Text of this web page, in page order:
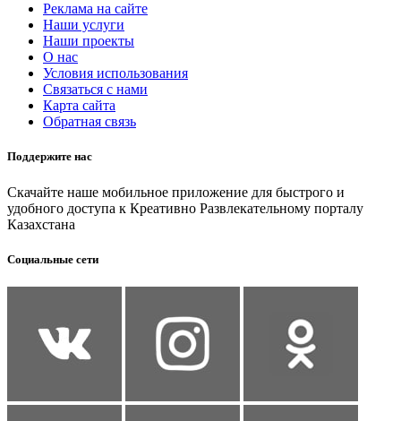
Реклама на сайте
Наши услуги
Наши проекты
О нас
Условия использования
Связаться с нами
Карта сайта
Обратная связь
Поддержите нас
Скачайте наше мобильное приложение для быстрого и
удобного доступа к Креативно Развлекательному порталу
Казахстана
Социальные сети